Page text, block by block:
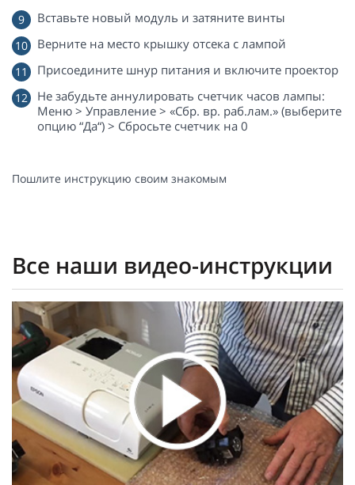
Вставьте новый модуль и затяните винты
Верните на место крышку отсека с лампой
Присоедините шнур питания и включите проектор
Не забудьте аннулировать счетчик часов лампы:
Меню > Управление > «Сбр. вр. раб.лам.» (выберите
опцию “Да“) > Сбросьте счетчик на 0
Пошлите инструкцию своим знакомым
Все наши видео-инструкции